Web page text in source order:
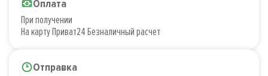
Оплата
При получении
На карту Приват24 Безналичный расчет
Отправка